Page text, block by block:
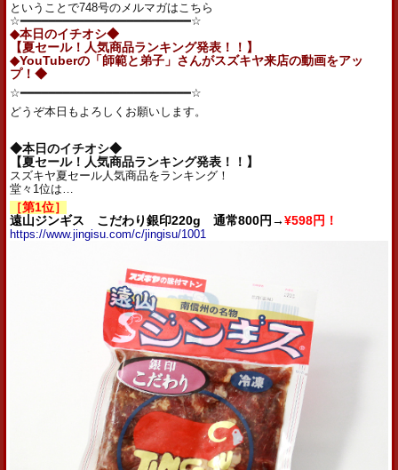
ということで748号のメルマガはこちら
☆━━━━━━━━━━━━━━━━━━━━━━━━☆
◆本日のイチオシ◆
【夏セール！人気商品ランキング発表！！】
◆YouTuberの「師範と弟子」さんがスズキヤ来店の動画をアッ
プ！◆
☆━━━━━━━━━━━━━━━━━━━━━━━━☆
どうぞ本日もよろしくお願いします。
◆本日のイチオシ◆
【夏セール！人気商品ランキング発表！！】
スズキヤ夏セール人気商品をランキング！
堂々1位は…
［第1位］
遠山ジンギス こだわり銀印220g通常800円→¥598円！
https://www.jingisu.com/c/jingisu/1001